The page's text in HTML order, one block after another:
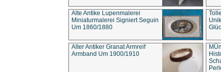
Alte Antike Lupenmalerei
Miniaturmalerei Signiert Seguin
Um 1860/1880
Alter Antiker Granat Armreif
Armband Um 1900/1910